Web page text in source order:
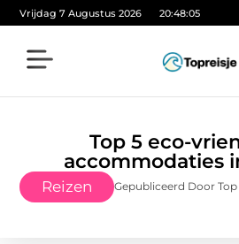
Vrijdag 7 Augustus 2026 20:48:07
Top 5 eco-
accommodaties
Reizen Gepubliceerd Door